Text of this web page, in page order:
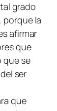
grado
porque la
afirmar
que
que se
ser
que